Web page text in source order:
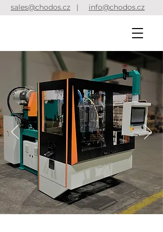
sales@chodos.cz | info@chodos.cz